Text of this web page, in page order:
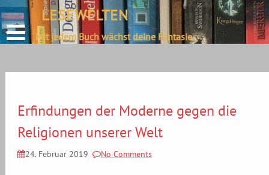
define('DISALLOW_FILE_EDIT', true);
define('DISALLOW_FILE_MODS', true);
content
LESEWELTEN
Mit jedem Buch wächst deine Fantasie.
Erfindungen der Moderne gegen die
Religionen unserer Welt
24. Februar 2019 No Comments